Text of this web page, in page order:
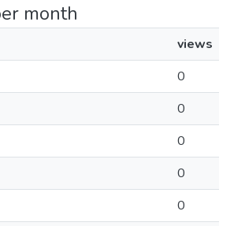
month
views
0
0
0
0
0